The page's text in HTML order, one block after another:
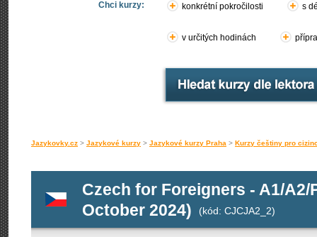
Chci kurzy: konkrétní pokročilosti s
v určitých hodinách
Jazykovky.cz > Jazykové kurzy > Jazykové kurzy Praha > Kurzy češtiny pro
Czech for Foreigners - A1/
October 2024)
(kód: CJCJA2_2)